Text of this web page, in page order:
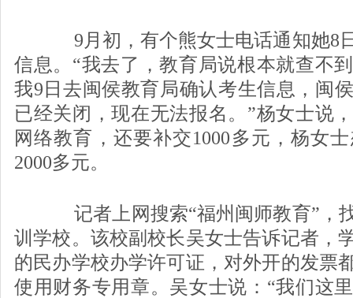
9月初，有个熊女士电话通知她8
信息。“我去了，教育局说根本就查不
我9日去闽侯教育局确认考生信息，闽
已经关闭，现在无法报名。”杨女士说
网络教育，还要补交1000多元，杨女
2000多元。
记者上网搜索“福州闽师教育”，
训学校。该校副校长吴女士告诉记者，
的民办学校办学许可证，对外开的发票
使用财务专用章。吴女士说：“我们这